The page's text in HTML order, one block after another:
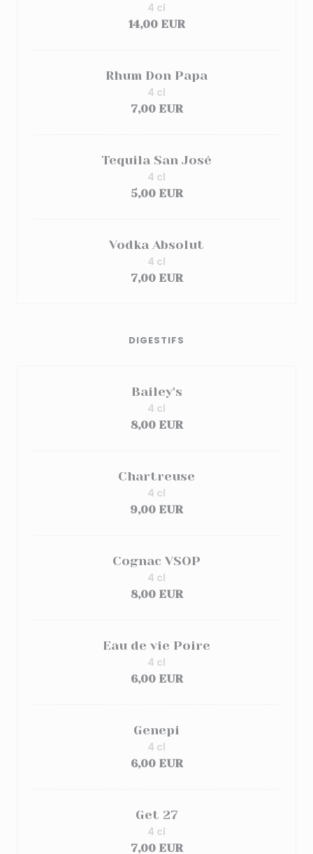
14,00 EUR
4 cl
Rhum Don Papa
7,00 EUR
4 cl
Tequila San José
5,00 EUR
4 cl
Vodka Absolut
7,00 EUR
4 cl
DIGESTIFS
Bailey's
8,00 EUR
4 cl
Chartreuse
9,00 EUR
4 cl
Cognac VSOP
8,00 EUR
4 cl
Eau de vie Poire
6,00 EUR
4 cl
Genepi
6,00 EUR
4 cl
Get 27
7,00 EUR
4 cl